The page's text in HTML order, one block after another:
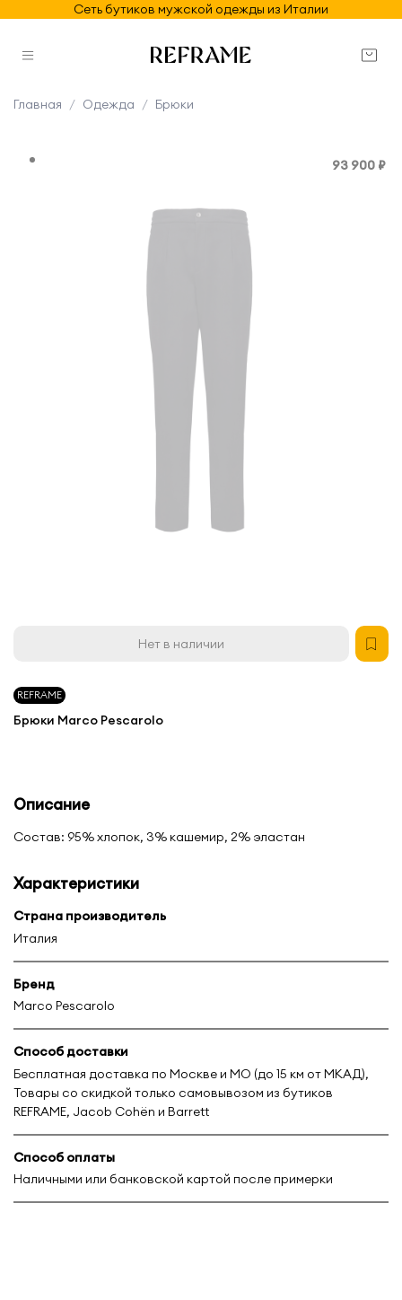
Сеть бутиков мужской одежды из Италии
Главная Одежда Брюки
REFRAME
Брюки Marco Pescarolo
93 900 ₽
Нет в наличии
Описание
Состав: 95% хлопок, 3% кашемир, 2% эластан
Характеристики
Страна производитель
Италия
Бренд
Marco Pescarolo
Способ доставки
Бесплатная доставка по Москве и МО (до 15 км от МКАД),
Товары со скидкой только самовывозом из бутиков
REFRAME, Jacob Cohën и Barrett
Способ оплаты
Наличными или банковской картой после примерки